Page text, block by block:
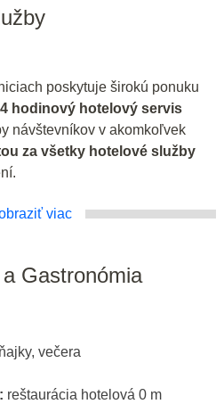
poskytuje širokú ponuku
hodinový hotelový servis
návštevníkov v akomkoľvek
za všetky hotelové služby
viac
Gastronómia
večera
reštaurácia hotelová 0 m